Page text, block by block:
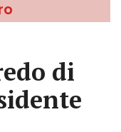
di